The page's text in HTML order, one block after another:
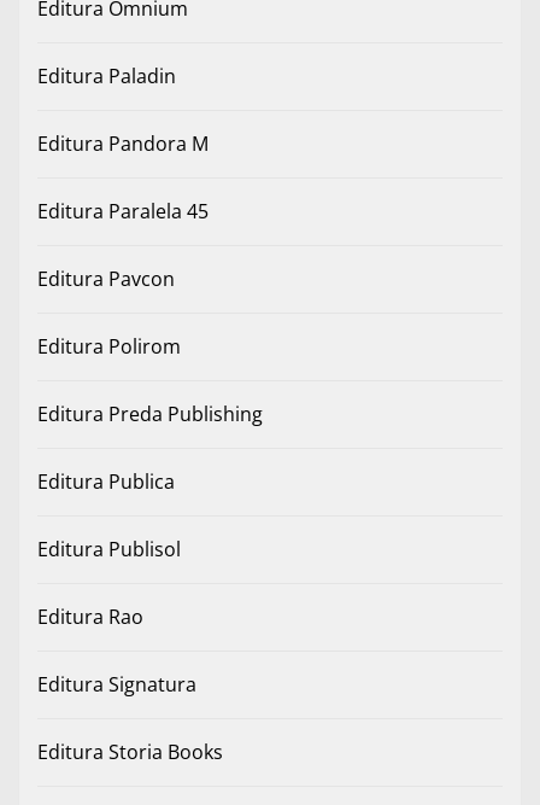
Editura Omnium
Editura Paladin
Editura Pandora M
Editura Paralela 45
Editura Pavcon
Editura Polirom
Editura Preda Publishing
Editura Publica
Editura Publisol
Editura Rao
Editura Signatura
Editura Storia Books